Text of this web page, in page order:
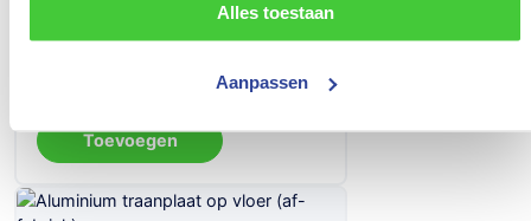
Alles toestaan
Aanpassen
Spiraalkabel 13 polig 8-aderig,
gemonteerd
Toevoegen